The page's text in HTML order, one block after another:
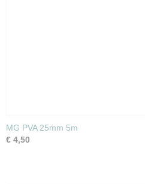
MG PVA 25mm 5m
€ 4,50